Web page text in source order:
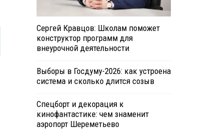
Сергей Кравцов: Школам поможет
конструктор программ для
внеурочной деятельности
Выборы в Госдуму-2026: как устроена
система и сколько длится созыв
Спецборт и декорация к
кинофантастике: чем знаменит
аэропорт Шереметьево